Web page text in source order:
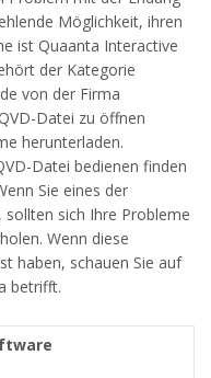
Möglichkeit, ihren
ist Quaanta Interactive
der Kategorie
von der Firma
Datei zu öffnen
herunterladen.
Datei bedienen finden
Sie eines der
sich Ihre Probleme
Wenn diese
haben, schauen Sie auf
betrifft.